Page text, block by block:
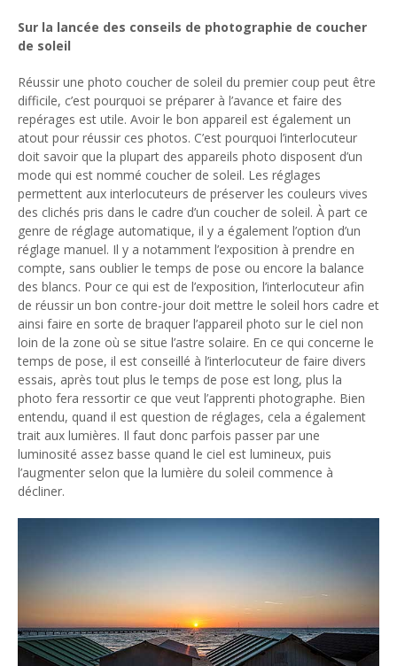
Sur la lancée des conseils de photographie de coucher
de soleil
Réussir une photo coucher de soleil du premier coup peut être
difficile, c’est pourquoi se préparer à l’avance et faire des
repérages est utile. Avoir le bon appareil est également un
atout pour réussir ces photos. C’est pourquoi l’interlocuteur
doit savoir que la plupart des appareils photo disposent d’un
mode qui est nommé coucher de soleil. Les réglages
permettent aux interlocuteurs de préserver les couleurs vives
des clichés pris dans le cadre d’un coucher de soleil. À part ce
genre de réglage automatique, il y a également l’option d’un
réglage manuel. Il y a notamment l’exposition à prendre en
compte, sans oublier le temps de pose ou encore la balance
des blancs. Pour ce qui est de l’exposition, l’interlocuteur afin
de réussir un bon contre-jour doit mettre le soleil hors cadre et
ainsi faire en sorte de braquer l’appareil photo sur le ciel non
loin de la zone où se situe l’astre solaire. En ce qui concerne le
temps de pose, il est conseillé à l’interlocuteur de faire divers
essais, après tout plus le temps de pose est long, plus la
photo fera ressortir ce que veut l’apprenti photographe. Bien
entendu, quand il est question de réglages, cela a également
trait aux lumières. Il faut donc parfois passer par une
luminosité assez basse quand le ciel est lumineux, puis
l’augmenter selon que la lumière du soleil commence à
décliner.